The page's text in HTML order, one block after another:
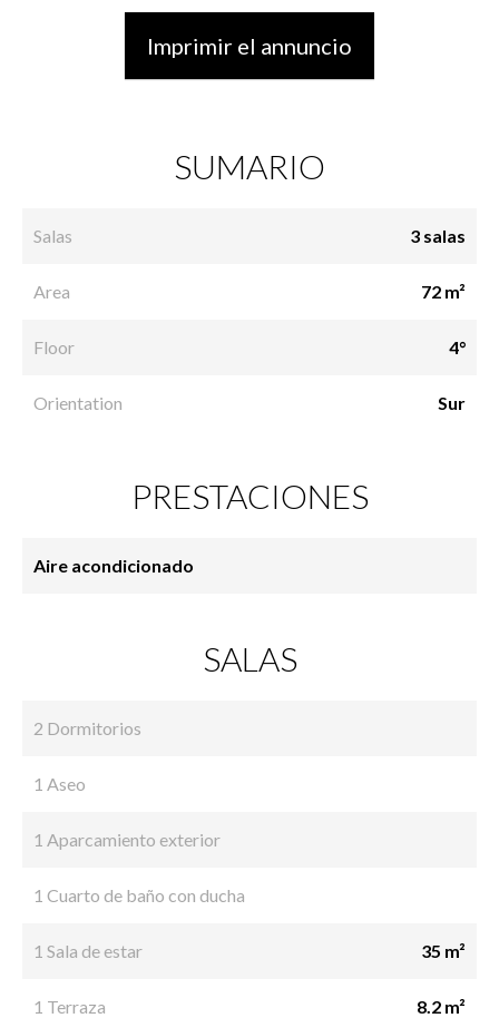
Imprimir el annuncio
SUMARIO
Salas 3 salas
Area 72 m²
Floor 4°
Orientation Sur
PRESTACIONES
Aire acondicionado
SALAS
2 Dormitorios
1 Aseo
1 Aparcamiento exterior
1 Cuarto de baño con ducha
1 Sala de estar 35 m²
1 Terraza 8.2 m²